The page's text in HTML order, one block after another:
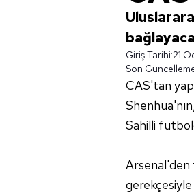
Giriş Tarihi:21
Son
CAS'tan
Sahilli
Arsenal'den